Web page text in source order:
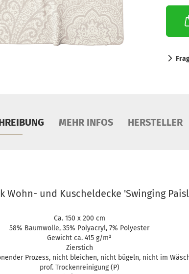
MEHR INFOS HERSTELLER
Wohn- und Kuscheldecke 'Swinging
Ca. 150 x 200 cm
58% Baumwolle, 35% Polyacryl, 7% Polyester
Gewicht ca. 415 g/m²
Zierstich
Prozess, nicht bleichen, nicht bügeln, nicht im
prof. Trockenreinigung (P)